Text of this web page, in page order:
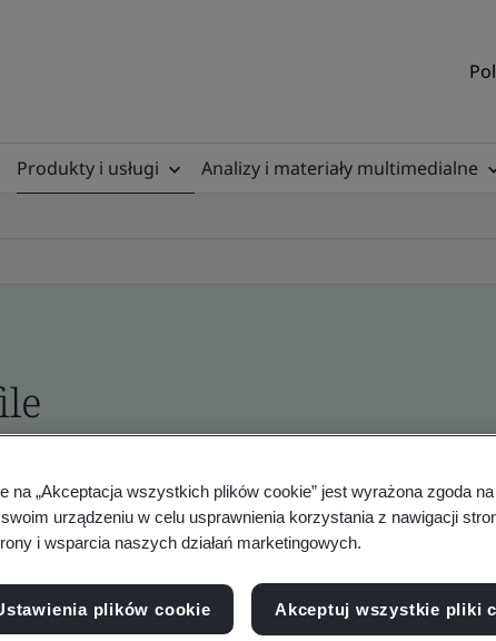
Produkty i usługi Analizy i materiały multimedialne
- Validation and Verification
na „Akceptacja wszystkich plików cookie” jest wyrażona zgoda
urządzeniu w celu usprawnienia korzystania z nawigacji
i wsparcia naszych działań marketingowych.
plików cookie Akceptuj wszystkie pliki